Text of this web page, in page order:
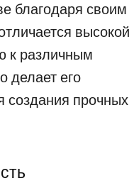
благодаря своим
высокой
к различным
делает его
прочных